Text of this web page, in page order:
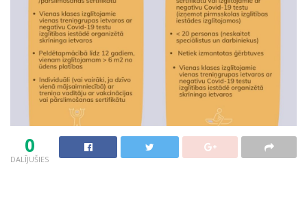
0
DALĪJUŠIES